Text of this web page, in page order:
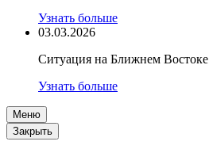
Узнать больше
03.03.2026
Ситуация на Ближнем
Узнать больше
Меню
Закрыть